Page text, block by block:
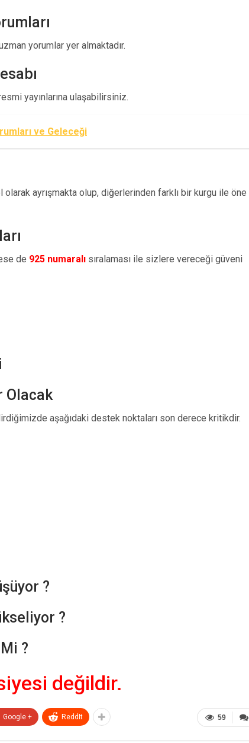
yorumlar yer almaktadır.
yayınlarına ulaşabilirsiniz.
ve Geleceği
ayrışmakta olup, diğerlerinden farklı bir kurgu ile öne
de 925 numaralı sıralaması ile sizlere vereceği güveni
Olacak
aşağıdaki destek noktaları son derece kritikdir.
?
?
?
değildir.
59
Google + ReddIt